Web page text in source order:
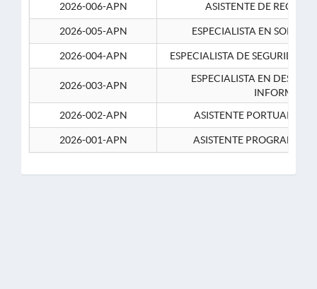
2026-006-APN ASISTENTE DE
2026-005-APN ESPECIALISTA EN
2026-004-APN ESPECIALISTA DE SEGURIDAD
2026-003-APN
ESPECIALISTA EN
2026-002-APN
ASISTENTE PORTUARIO 2-
2026-001-APN ASISTENTE